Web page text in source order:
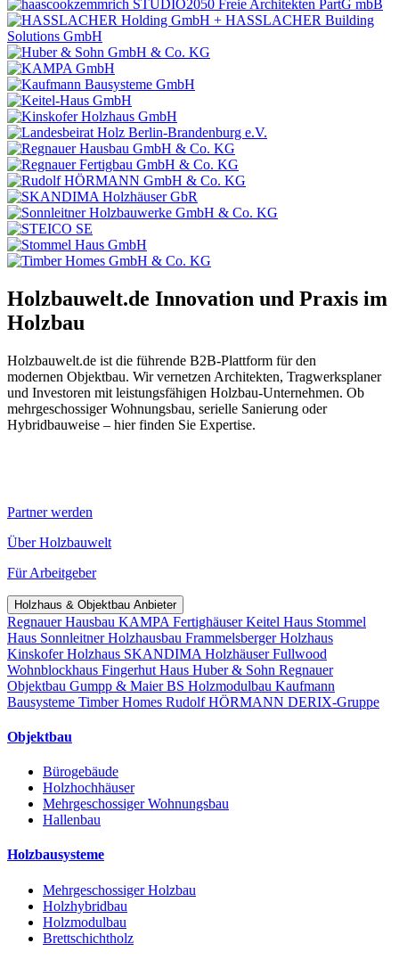
Holzbauwelt.de Innovation und Praxis im
Holzbau
Holzbauwelt.de ist die führende B2B-Plattform für den
modernen Objektbau. Wir vernetzen Architekten, Tragwerksplaner
und Investoren mit leistungsfähigen Holzbau-Unternehmen. Ob
mehrgeschossiger Wohnungsbau, serielle Sanierung oder
Hybridbauweise – hier finden Sie Expertise.
Partner werden
Über Holzbauwelt
Für Arbeitgeber
Holzhaus & Objektbau Anbieter
Regnauer Hausbau KAMPA FertighäuserKeitel Haus Stommel
Haus Sonnleitner Holzhausbau Frammelsberger Holzhaus
Kinskofer Holzhaus SKANDIMA HolzhäuserFullwood
Wohnblockhaus Fingerhut Haus Huber & Sohn Regnauer
Objektbau Gumpp & MaierBS Holzmodulbau Kaufmann
Bausysteme Timber Homes Rudolf HÖRMANN DERIX-Gruppe
Objektbau
Bürogebäude
Holzhochhäuser
Mehrgeschossiger Wohnungsbau
Hallenbau
Holzbausysteme
Mehrgeschossiger Holzbau
Holzhybridbau
Holzmodulbau
Brettschichtholz